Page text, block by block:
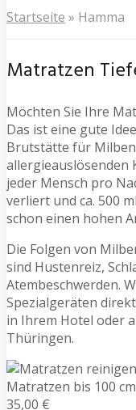
Startseite » Hamma
Matratzen
Möchten Sie Ihre
Das ist eine gute
Brutstätte für
allergieauslösenden
jeder Mensch pro
verliert und ca. 500
schon einen hohen
Die Folgen von
sind Hustenreiz,
Atembeschwerden.
Spezialgeräten
in Ihrem Hotel oder
Thüringen.
Matratzen bis 100
35,00 €